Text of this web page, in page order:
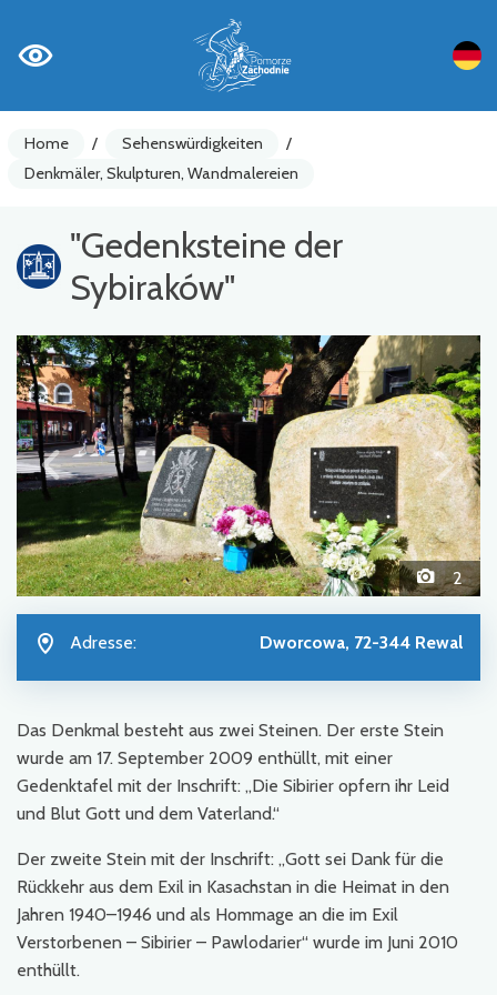
Home / Sehenswürdigkeiten
/
Denkmäler, Skulpturen, Wandmalereien
"Gedenksteine ​​der
Sybiraków"
2
Adresse: Dworcowa, 72-344 Rewal
Das Denkmal besteht aus zwei Steinen. Der erste Stein
wurde am 17. September 2009 enthüllt, mit einer
Gedenktafel mit der Inschrift: „Die Sibirier opfern ihr Leid
und Blut Gott und dem Vaterland.“
Der zweite Stein mit der Inschrift: „Gott sei Dank für die
Rückkehr aus dem Exil in Kasachstan in die Heimat in den
Jahren 1940–1946 und als Hommage an die im Exil
Verstorbenen – Sibirier – Pawlodarier“ wurde im Juni 2010
enthüllt.